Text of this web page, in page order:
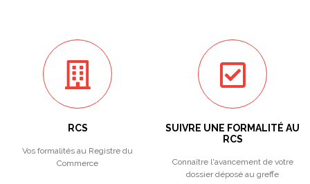
RCS
Vos formalités au Registre du
Commerce
SUIVRE UNE FORMALITÉ AU
RCS
Connaître l'avancement de votre
dossier déposé au greffe